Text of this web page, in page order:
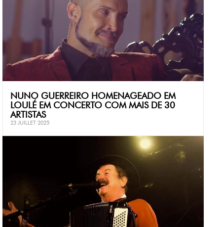
NUNO GUERREIRO HOMENAGEADO EM
LOULÉ EM CONCERTO COM MAIS DE 30
ARTISTAS
23 JUILLET 2025